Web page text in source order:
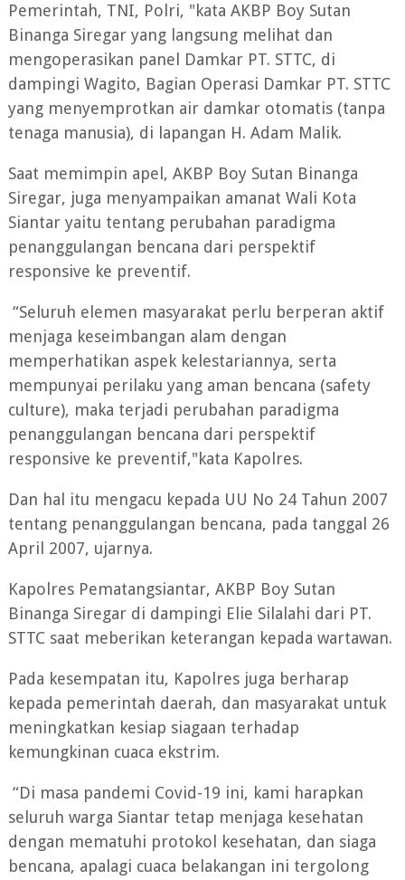
Pemerintah, TNI, Polri, "kata AKBP Boy Sutan
Binanga Siregar yang langsung melihat dan
mengoperasikan panel Damkar PT. STTC, di
dampingi Wagito, Bagian Operasi Damkar PT. STTC
yang menyemprotkan air damkar otomatis (tanpa
tenaga manusia), di lapangan H. Adam Malik.
Saat memimpin apel, AKBP Boy Sutan Binanga
Siregar, juga menyampaikan amanat Wali Kota
Siantar yaitu tentang perubahan paradigma
penanggulangan bencana dari perspektif
responsive ke preventif.
“Seluruh elemen masyarakat perlu berperan aktif
menjaga keseimbangan alam dengan
memperhatikan aspek kelestariannya, serta
mempunyai perilaku yang aman bencana (safety
culture), maka terjadi perubahan paradigma
penanggulangan bencana dari perspektif
responsive ke preventif,"kata Kapolres.
Dan hal itu mengacu kepada UU No 24 Tahun 2007
tentang penanggulangan bencana, pada tanggal 26
April 2007, ujarnya.
Kapolres Pematangsiantar, AKBP Boy Sutan
Binanga Siregar di dampingi Elie Silalahi dari PT.
STTC saat meberikan keterangan kepada wartawan.
Pada kesempatan itu, Kapolres juga berharap
kepada pemerintah daerah, dan masyarakat untuk
meningkatkan kesiap siagaan terhadap
kemungkinan cuaca ekstrim.
“Di masa pandemi Covid-19 ini, kami harapkan
seluruh warga Siantar tetap menjaga kesehatan
dengan mematuhi protokol kesehatan, dan siaga
bencana, apalagi cuaca belakangan ini tergolong